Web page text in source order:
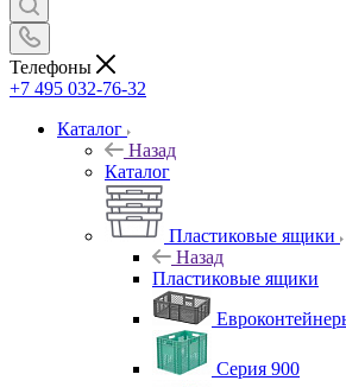
Телефоны
+7 495 032-76-32
Каталог
Назад
Каталог
Пластиковые ящики
Назад
Пластиковые ящики
Серия 900